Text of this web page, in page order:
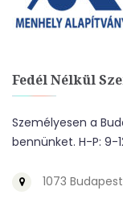
Fedél Nélkül
Személyesen a
bennünket. H-P: 9-
1073